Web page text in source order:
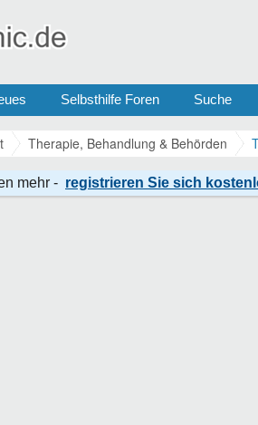
Selbsthilfe Foren Suche
Therapie, Behandlung & Behörden